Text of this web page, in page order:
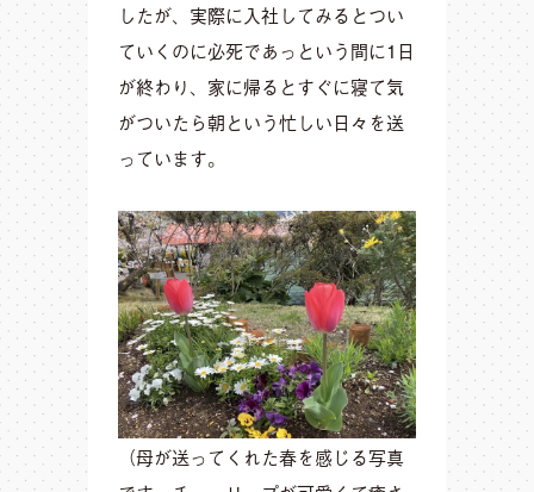
したが、実際に入社してみるとつい
ていくのに必死であっという間に1日
が終わり、家に帰るとすぐに寝て気
がついたら朝という忙しい日々を送
っています。
（母が送ってくれた春を感じる写真